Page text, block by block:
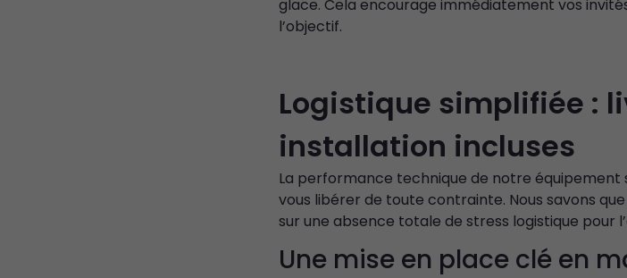
glace. Cela encourage immédiatement vos
l’objectif.
Logistique simplifiée :
installation incluses
La performance technique de notre équipement
vous libérer de toute contrainte. Nous savons
sur une absence totale de stress logistique pour
Une mise en place clé en